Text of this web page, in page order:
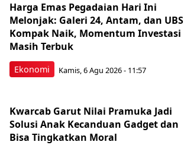
Ekonomi
Harga Emas Pegadaian Hari Ini
Melonjak: Galeri 24, Antam, dan UBS
Kompak Naik, Momentum Investasi
Masih Terbuk
Kamis, 6 Agu 2026 - 11:57
Kwarcab Garut Nilai Pramuka Jadi
Solusi Anak Kecanduan Gadget dan
Bisa Tingkatkan Moral